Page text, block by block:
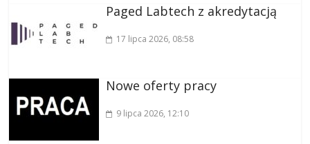
Paged Labtech z akredytacją
17 lipca 2026, 08:58
Nowe oferty pracy
9 lipca 2026, 12:10